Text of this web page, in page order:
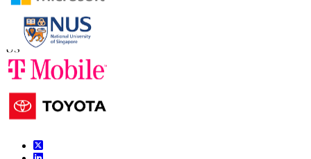
Contate-nos
US
+1 833 909 2966 ( chamada gratuita )
UK +44 808 502 0280 (chamada gratuita )
APAC+91 744 740 1245
sales@fortunebusinessinsights.com
Conecte-se conosco